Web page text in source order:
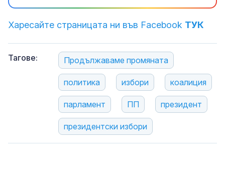
Харесайте страницата ни във Facebook ТУК
Тагове: Продължаваме промяната
политика избори коалиция
парламент ПП президент
президентски избори